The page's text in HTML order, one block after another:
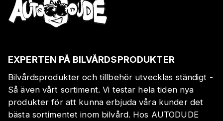
EXPERTEN PÅ BILVÅRDSPRODUKTER
Bilvårdsprodukter och tillbehör utvecklas ständigt -
Så även vårt sortiment. Vi testar hela tiden nya
produkter för att kunna erbjuda våra kunder det
bästa sortimentet inom bilvård. Hos AUTODUDE